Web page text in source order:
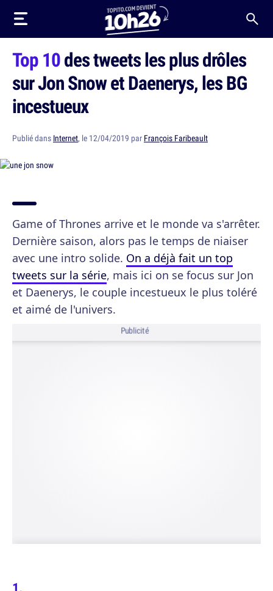
Top 10des tweets les plus drôles
sur Jon Snow et Daenerys, les BG
incestueux
Publié dans Internet, le 12/04/2019 par François Faribeault
Game of Thrones arrive et le monde va s'arrêter.
Dernière saison, alors pas le temps de niaiser
avec une intro solide. On a déjà fait un top
tweets sur la série, mais ici on se focus sur Jon
et Daenerys, le couple incestueux le plus toléré
et aimé de l'univers.
Publicité